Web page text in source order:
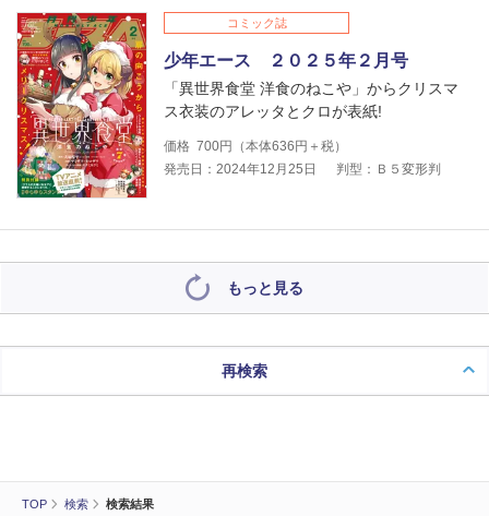
TOP 検索 検索結果
コミック誌
少年エース ２０２５年２月号
「異世界食堂 洋食のねこや」からクリスマ
ス衣装のアレッタとクロが表紙!
価格 700円（本体636 円＋税）
発売日：2024年12月25日
判型：Ｂ５変形判
もっと見る
再検索